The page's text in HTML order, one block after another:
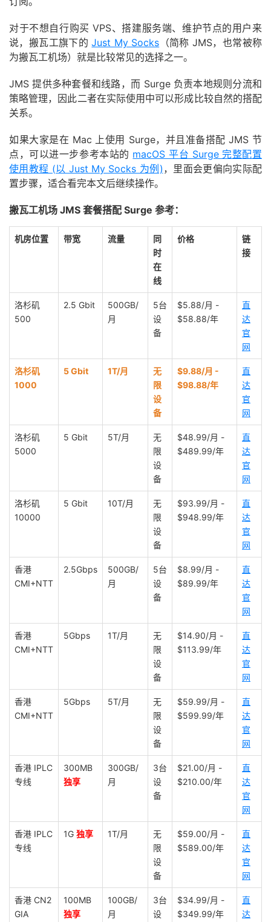
对于不想自行购买 VPS、搭建服务端、维护节点的用户来
说，搬瓦工旗下的Just My Socks （简称 JMS，也常被称
为搬瓦工机场）就是比较常见的选择之一。
JMS 提供多种套餐和线路，而 Surge 负责本地规则分流和
策略管理，因此二者在实际使用中可以形成比较自然的搭配
关系。
如果大家是在 Mac 上使用 Surge，并且准备搭配 JMS 节
点，可以进一步参考本站的 macOS 平台 Surge 完整配置
使用教程 (以 Just My Socks 为例) ，里面会更偏向实际配
置步骤，适合看完本文后继续操作。
搬瓦工机场 JMS 套餐搭配 Surge 参考：
机房位置 带宽 流量
同
时
在
线
价格
链
接
洛杉矶
500
2.5 Gbit
500GB/
月
5台
设
备
$5.88/月 -
$58.88/年
直
达
官
网
洛杉矶
1000
5 Gbit 1T/月
无
限
设
备
$9.88/月 -
$98.88/年
直
达
官
网
洛杉矶
5000
5 Gbit 5T/月
无
限
设
备
$48.99/月 -
$489.99/年
直
达
官
网
洛杉矶
10000
5 Gbit 10T/月
无
限
设
备
$93.99/月 -
$948.99/年
直
达
官
网
香港
CMI+NTT
2.5Gbps
500GB/
月
5台
设
备
$8.99/月 -
$89.99/年
直
达
官
网
香港
CMI+NTT
5Gbps 1T/月
无
限
设
备
$14.90/月 -
$113.99/年
直
达
官
网
香港
CMI+NTT
5Gbps 5T/月
无
限
设
备
$59.99/月 -
$599.99/年
直
达
官
网
香港 IPLC
专线
300MB
独享
300GB/
月
3台
设
备
$21.00/月 -
$210.00/年
直
达
官
网
香港 IPLC
专线
1G 独享 1T/月
无
限
设
备
$59.00/月 -
$589.00/年
直
达
官
网
香港 CN2
GIA
100MB
独享
100GB/
月
3台
设
$34.99/月 -
$349.99/年
直
达